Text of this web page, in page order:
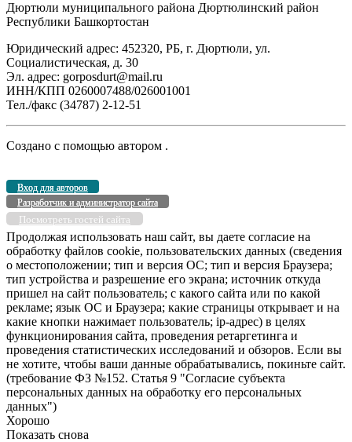
Дюртюли муниципального района Дюртюлинский район
Республики Башкортостан
Юридический адрес: 452320, РБ, г. Дюртюли, ул.
Социалистическая, д. 30
Эл. адрес: gorposdurt@mail.ru
ИНН/КПП 0260007488/026001001
Тел./факс (34787) 2-12-51
Создано с помощью автором .
Вход для авторов
Разработчик и администратор сайта
Посмотреть гостей сайта
Продолжая использовать наш сайт, вы даете согласие на
обработку файлов cookie, пользовательских данных (сведения
о местоположении; тип и версия ОС; тип и версия Браузера;
тип устройства и разрешение его экрана; источник откуда
пришел на сайт пользователь; с какого сайта или по какой
рекламе; язык ОС и Браузера; какие страницы открывает и на
какие кнопки нажимает пользователь; ip-адрес) в целях
функционирования сайта, проведения ретаргетинга и
проведения статистических исследований и обзоров. Если вы
не хотите, чтобы ваши данные обрабатывались, покиньте сайт.
(требование ФЗ №152. Статья 9 "Согласие субъекта
персональных данных на обработку его персональных
данных")
Хорошо
Показать снова